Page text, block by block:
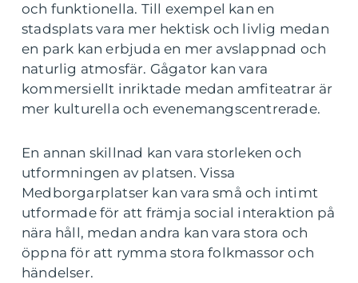
och funktionella. Till exempel kan en
stadsplats vara mer hektisk och livlig medan
en park kan erbjuda en mer avslappnad och
naturlig atmosfär. Gågator kan vara
kommersiellt inriktade medan amfiteatrar är
mer kulturella och evenemangscentrerade.
En annan skillnad kan vara storleken och
utformningen av platsen. Vissa
Medborgarplatser kan vara små och intimt
utformade för att främja social interaktion på
nära håll, medan andra kan vara stora och
öppna för att rymma stora folkmassor och
händelser.